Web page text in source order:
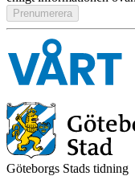
Göteborgs Stads tidning